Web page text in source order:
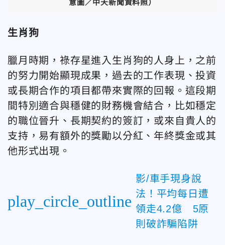
意圖／中天新聞資料照）
生肖狗
臘月時期，祿存星進入生肖狗的人身上，之前
的努力開始顯現成果，過去的工作表現、投資
或長期合作的項目都帶來實際的回報。這段期
間特別適合與穩健的財務機會結合，比如穩定
的職位晉升、長期契約的簽訂，或來自貴人的
支持，易有額外的獎勵以分紅、年終獎金或其
他形式出現。
play_circle_outline
影/車手現身說
法！平均每日遭
領走4.2億 5原
則破詐騙陷阱